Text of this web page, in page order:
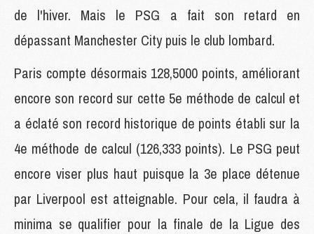
de l'hiver. Mais le PSG a fait son retard en
dépassant Manchester City puis le club lombard.
Paris compte désormais 128,5000 points, améliorant
encore son record sur cette 5e méthode de calcul et
a éclaté son record historique de points établi sur la
4e méthode de calcul (126,333 points). Le PSG peut
encore viser plus haut puisque la 3e place détenue
par Liverpool est atteignable. Pour cela, il faudra à
minima se qualifier pour la finale de la Ligue des